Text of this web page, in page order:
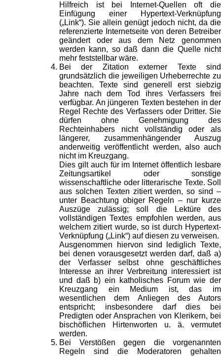
Hilfreich ist bei Internet-Quellen oft die
Einfügung einer Hypertext-Verknüpfung
(„Link“). Sie allein genügt jedoch nicht, da die
referenzierte Internetseite von deren Betreiber
geändert oder aus dem Netz genommen
werden kann, so daß dann die Quelle nicht
mehr feststellbar wäre.
Bei der Zitation externer Texte sind
grundsätzlich die jeweiligen Urheberrechte zu
beachten. Texte sind generell erst siebzig
Jahre nach dem Tod ihres Verfassers frei
verfügbar. An jüngeren Texten bestehen in der
Regel Rechte des Verfassers oder Dritter. Sie
dürfen ohne Genehmigung des
Rechteinhabers nicht vollständig oder als
längerer, zusammenhängender Auszug
anderweitig veröffentlicht werden, also auch
nicht im Kreuzgang.
Dies gilt auch für im Internet öffentlich lesbare
Zeitungsartikel oder sonstige
wissenschaftliche oder litterarische Texte. Soll
aus solchen Texten zitiert werden, so sind –
unter Beachtung obiger Regeln – nur kurze
Auszüge zulässig; soll die Lektüre des
vollständigen Textes empfohlen werden, aus
welchem zitiert wurde, so ist durch Hypertext-
Verknüpfung („Link“) auf diesen zu verweisen.
Ausgenommen hiervon sind lediglich Texte,
bei denen vorausgesetzt werden darf, daß a)
der Verfasser selbst ohne geschäftliches
Interesse an ihrer Verbreitung interessiert ist
und daß b) ein katholisches Forum wie der
Kreuzgang ein Medium ist, das im
wesentlichen dem Anliegen des Autors
entspricht; insbesondere darf dies bei
Predigten oder Ansprachen von Klerikern, bei
bischöflichen Hirtenworten u. ä. vermutet
werden.
Bei Verstößen gegen die vorgenannten
Regeln sind die Moderatoren gehalten